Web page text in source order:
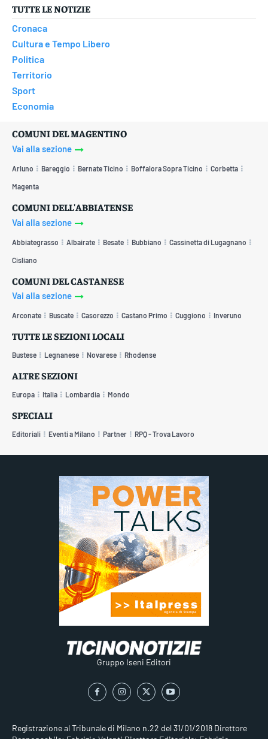
TUTTE LE NOTIZIE
Cronaca
Cultura e Tempo Libero
Politica
Territorio
Sport
Economia
COMUNI DEL MAGENTINO
Vai alla sezione
Arluno Bareggio Bernate Ticino Boffalora Sopra Ticino Corbetta
Magenta
COMUNI DELL'ABBIATENSE
Vai alla sezione
Abbiategrasso Albairate Besate Bubbiano Cassinetta di Lugagnano
Cisliano
COMUNI DEL CASTANESE
Vai alla sezione
Arconate Buscate Casorezzo Castano Primo Cuggiono Inveruno
TUTTE LE SEZIONI LOCALI
Bustese Legnanese Novarese Rhodense
ALTRE SEZIONI
Europa Italia Lombardia Mondo
SPECIALI
Editoriali Eventi a Milano Partner RPQ - Trova Lavoro
Gruppo Iseni Editori
Registrazione al Tribunale di Milano n.22 del 31/01/2018 Direttore